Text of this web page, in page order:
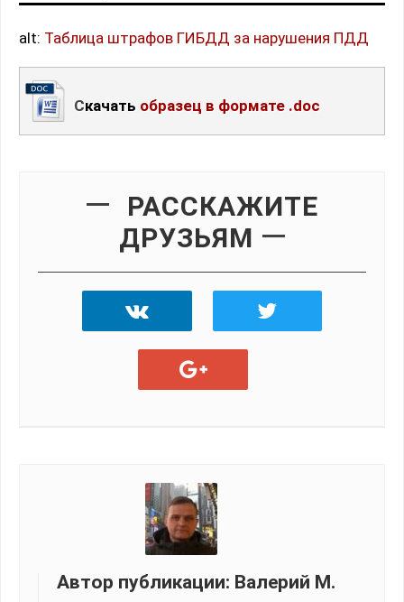
alt: Таблица штрафов ГИБДД за нарушения ПДД
Скачать образец в формате .doc
РАССКАЖИТЕ
ДРУЗЬЯМ
Автор публикации: Валерий М.